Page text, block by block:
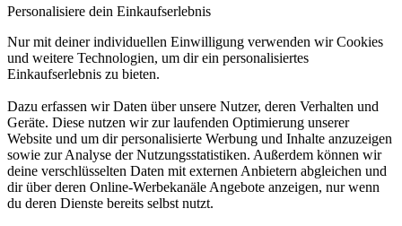
Personalisiere dein Einkaufserlebnis
Nur mit deiner individuellen Einwilligung verwenden wir Cookies
und weitere Technologien, um dir ein personalisiertes
Einkaufserlebnis zu bieten.
Dazu erfassen wir Daten über unsere Nutzer, deren Verhalten und
Geräte. Diese nutzen wir zur laufenden Optimierung unserer
Website und um dir personalisierte Werbung und Inhalte anzuzeigen
sowie zur Analyse der Nutzungsstatistiken. Außerdem können wir
deine verschlüsselten Daten mit externen Anbietern abgleichen und
dir über deren Online-Werbekanäle Angebote anzeigen, nur wenn
du deren Dienste bereits selbst nutzt.